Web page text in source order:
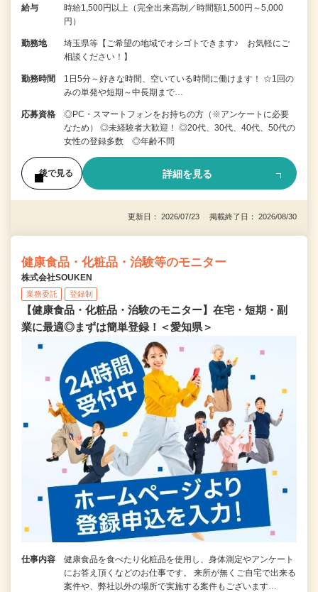
給与
時給1,500円以上（完全出来高制／時間額1,500円～5,000
円）
勤務地
埼玉県等【ご希望の地域でオシゴトできます♪ お気軽にご
相談ください！】
勤務時間
1日5分～好きな時間、空いている時間に働けます！ ☆1回の
みの単発や短期～中長期まで…
応募資格
◎PC・スマートフォンをお持ちの方（※アンケートに必要
なため） ◎未経験者大歓迎！ ◎20代、30代、40代、50代の
女性の登録多数 ◎年齢不問
後で見る 詳細を見る
更新日： 2026/07/23 掲載終了日： 2026/08/30
健康食品・化粧品・治験等のモニター
株式会社SOUKEN
業務委託 登録制
【健康食品・化粧品・治験のモニター】在宅・短期・副
業に最適◎まずは簡単登録！＜愛知県＞
仕事内容
健康食品を食べたり化粧品を使用し、身体測定やアンケート
にお答え頂くなどのお仕事です。 来所が無くご自宅で出来る
案件や、弊社以外の場所で実施する案件もございます…